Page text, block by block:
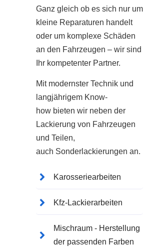
Ganz gleich ob es sich nur um
kleine Reparaturen handelt
oder um komplexe Schäden
an den Fahrzeugen – wir sind
Ihr kompetenter Partner.
Mit modernster Technik und
langjährigem Know-
how bieten wir neben der
Lackierung von Fahrzeugen
und Teilen,
auch Sonderlackierungen an.
Karosseriearbeiten
Kfz-Lackierarbeiten
Mischraum - Herstellung
der passenden Farben